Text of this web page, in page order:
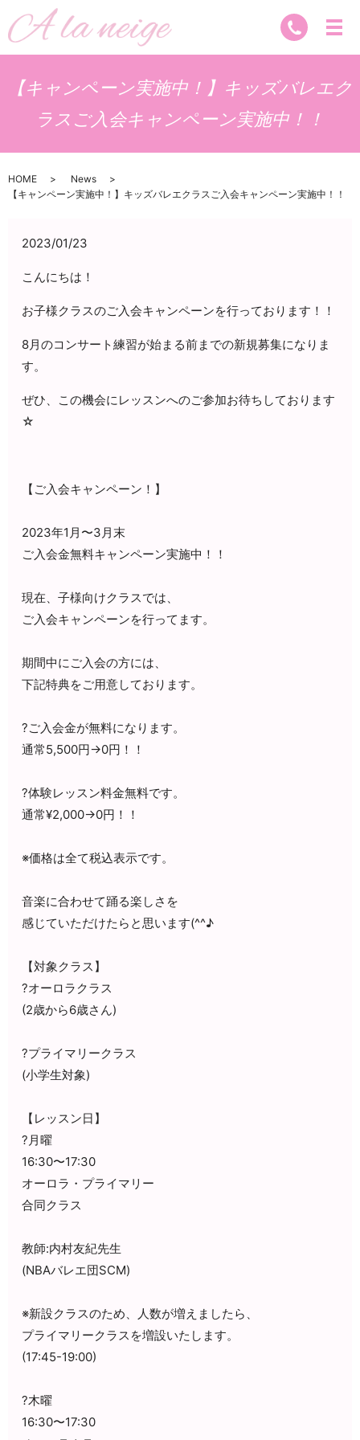
【キャンペーン実施中！】キッズバレエク
ラスご入会キャンペーン実施中！！
HOME
News
【キャンペーン実施中！】キッズバレエクラスご入会キャンペーン実施中！！
2023/01/23
こんにちは！
お子様クラスのご入会キャンペーンを行っております！！
8月のコンサート練習が始まる前までの新規募集になりま
す。
ぜひ、この機会にレッスンへのご参加お待ちしております
☆
【ご入会キャンペーン！】
2023年1月〜3月末
ご入会金無料キャンペーン実施中！！
現在、子様向けクラスでは、
ご入会キャンペーンを行ってます。
期間中にご入会の方には、
下記特典をご用意しております。
?ご入会金が無料になります。
通常5,500円→0円！！
?体験レッスン料金無料です。
通常¥2,000→0円！！
※価格は全て税込表示です。
音楽に合わせて踊る楽しさを
感じていただけたらと思います(^^♪
【対象クラス】
?オーロラクラス
(2歳から6歳さん)
?プライマリークラス
(小学生対象)
【レッスン日】
?月曜
16:30〜17:30
オーロラ・プライマリー
合同クラス
教師:内村友紀先生
(NBAバレエ団SCM)
※新設クラスのため、人数が増えましたら、
プライマリークラスを増設いたします。
(17:45-19:00)
?木曜
16:30〜17:30